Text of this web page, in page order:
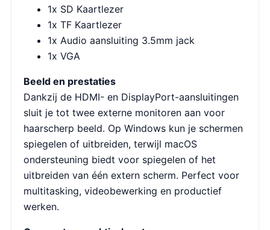
1x SD Kaartlezer
1x TF Kaartlezer
1x Audio aansluiting 3.5mm jack
1x VGA
Beeld en prestaties
Dankzij de HDMI- en DisplayPort-aansluitingen
sluit je tot twee externe monitoren aan voor
haarscherp beeld. Op Windows kun je schermen
spiegelen of uitbreiden, terwijl macOS
ondersteuning biedt voor spiegelen of het
uitbreiden van één extern scherm. Perfect voor
multitasking, videobewerking en productief
werken.